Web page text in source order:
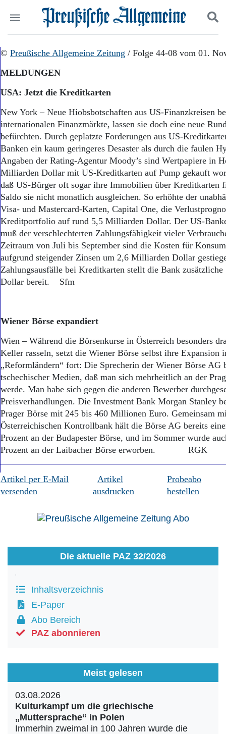
Start
Wer wir sind
Aktuelle Ausgabe
Abonnenten-Login
Abonnent werden
Abo Prämien
Archiv
Politik
Gesellschaft
Leben
Geschichte
Ostpreußen
Pommern
Berlin-Brandenburg
Schlesien
Danzig und Westpreußen
Bücher
Datenschutz
Suchen und finden
© Preußische Allgemeine Zeitung / Folge 44-08 vom 01.
MELDUNGEN
USA: Jetzt die Kreditkarten
New York – Neue Hiobsbotschaften aus US-Finanzkreisen
internationalen Finanzmärkte, lassen sie doch eine neue
befürchten. Durch geplatzte Forderungen aus US-
Banken ein kaum geringeres Desaster als durch die faulen
Angaben der Rating-Agentur Moody’s sind Wertpapiere in
Milliarden Dollar mit US-Kreditkarten auf Pump gekauft
daß US-Bürger oft sogar ihre Immobilien über Kreditkarten
Saldo sie nicht monatlich ausgleichen. So erhöhte der
Visa- und Mastercard-Karten, Capital One, die
Kreditportfolio auf rund 5,5 Milliarden Dollar. Der US-
muß der verschlechterten Zahlungsfähigkeit vieler
Zeitraum von Juli bis September sind die Kosten für
aufgrund steigender Zinsen um 2,6 Milliarden Dollar
Zahlungsausfälle bei Kreditkarten stellt die Bank
Dollar bereit. Sfm
Wiener Börse expandiert
Wien – Während die Börsenkurse in Österreich besonders
Keller rasseln, setzt die Wiener Börse selbst ihre Expansion
„Reformländern“ fort: Die Sprecherin der Wiener Börse AG
tschechischer Medien, daß man sich mehrheitlich an der
werde. Man habe sich gegen die anderen Bewerber
Preisverhandlungen. Die Investment Bank Morgan Stanley
Prager Börse mit 245 bis 460 Millionen Euro. Gemeinsam
Österreichischen Kontrollbank hält die Börse AG bereits
Prozent an der Budapester Börse, und im Sommer wurde
Prozent an der Laibacher Börse erworben. RGK
Artikel per E-Mail
versenden
Artikel
ausdrucken
Probeabo
bestellen
Die aktuelle PAZ 32/2026
Inhaltsverzeichnis
E-Paper
Abo Bereich
PAZ abonnieren
Meist gelesen
03.08.2026
Kulturkampf um die griechische
„Muttersprache“ in Polen
Immerhin zweimal in 100 Jahren wurde die